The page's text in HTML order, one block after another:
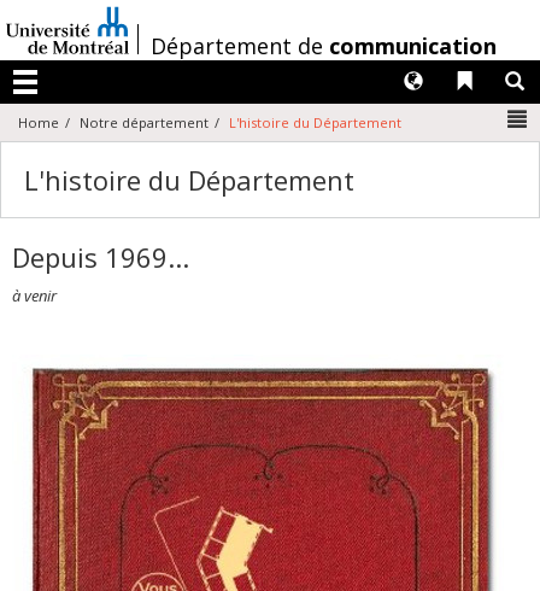
au
contenu
/Département de communication
Menu
Liens
Langues
Home Notre département L'histoire du Département
L'histoire du Département
Depuis 1969...
à venir